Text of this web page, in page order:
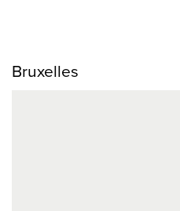
Bruxelles